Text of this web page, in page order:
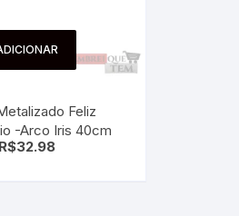
Feliz
-Arco Iris 40cm
R$32.98